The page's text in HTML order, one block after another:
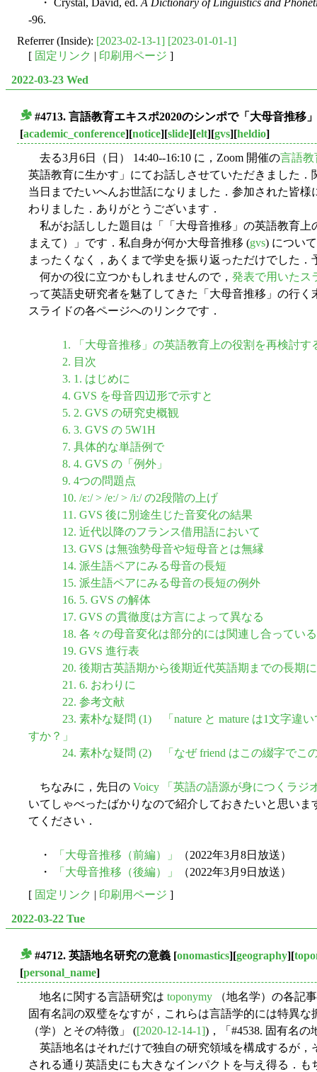
-96.
Referrer (Inside): [2023-02-13-1] [2023-01-01-1]
[ 固定リンク | 印刷用ページ ]
2022-03-23 Wed
#4713. 言語教育エキスポ2020のシンポで「大母音推移
[academic_conference][notice][slide][elt][gvs][heldio]
去る3月6日（日） 14:40--16:10 に，Zoom 開催の言語教
英語教育に生かす」にてお話しさせていただきました
当日までたいへんお世話になりました．参加された皆
わりました．ありがとうございます．
私がお話しした題目は「「大母音推移」の英語教育上
まえて）」です．私自身が何か大母音推移 (gvs) につい
まったくなく，あくまで学史を振り返っただけでした．
何かの役に立つかもしれませんので， 発表で用いたス
って英語史研究者を魅了してきた「大母音推移」の行
スライドの各ページへのリンクです．
1. 「大母音推移」の英語教育上の役割を再検討
2. 目次
3. 1. はじめに
4. GVS を母音四辺形で示すと
5. 2. GVS の研究史概観
6. 3. GVS の 5W1H
7. 具体的な単語例で
8. 4. GVS の「例外」
9. 4つの問題点
10. /ɛː/ > /eː/ > /iː/ の2段階の上げ
11. GVS 後に別途生じた音変化の結果
12. 近代以降のフランス借用語において
13. GVS は無強勢母音や短母音とは無縁
14. 派生語ペアにみる母音の長短
15. 派生語ペアにみる母音の長短の例外
16. 5. GVS の解体
17. GVS の貫徹度は方言によって異なる
18. 各々の母音変化は部分的には関連し合ってい
19. GVS 進行表
20. 後期古英語期から後期近代英語期までの長期
21. 6. おわりに
22. 参考文献
23. 素朴な疑問 (1) 「nature と mature は1文字違
すか？」
24. 素朴な疑問 (2) 「なぜ friend はこの綴字でこ
ちなみに，先日の Voicy 「英語の語源が身につくラジ
いてしゃべったばかりなので紹介しておきたいと思い
てください．
・ 「大母音推移（前編）」
（2022年3月8日放送）
・
「大母音推移（後編）」
（2022年3月9日放送）
[ 固定リンク | 印刷用ページ ]
2022-03-22 Tue
#4712. 英語地名研究の意義 [onomastics][geography][
[personal_name]
地名に関する言語研究は toponymy （地名学）の各記
固有名詞の双璧をなすが，これらは言語学的には特異な
（学）とその特徴」 ([2020-12-14-1])，「#4538. 固有名の
英語地名はそれだけで独自の研究領域を構成するが，
される通り英語史にも大きなインパクトを与え得る．